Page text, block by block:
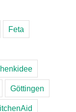
Feta
Göttingen